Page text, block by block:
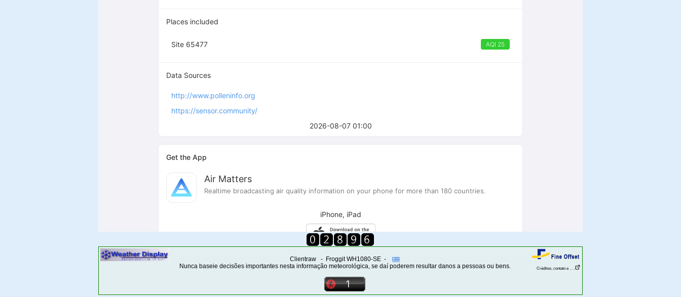
Clientraw - Froggit WH1080-SE -
Nunca baseie decisões importantes nesta informação meteorológica, se daí poderem resultar danos a pessoas ou bens.
Créditos, contato e . . .